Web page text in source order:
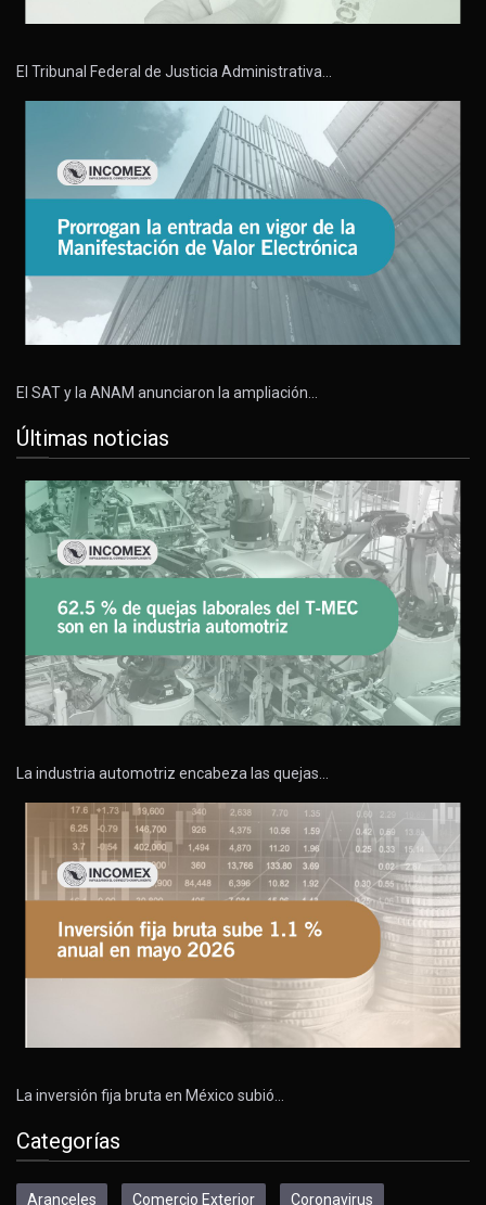
El Tribunal Federal de Justicia Administrativa…
El SAT y la ANAM anunciaron la ampliación…
Últimas noticias
La industria automotriz encabeza las quejas…
La inversión fija bruta en México subió…
Categorías
Aranceles Comercio Exterior Coronavirus